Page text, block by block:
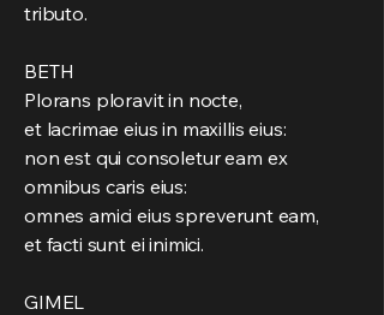
tributo.
BETH
Plorans ploravit in nocte,
et lacrimae eius in maxillis eius:
non est qui consoletur eam ex
omnibus caris eius:
omnes amici eius spreverunt eam,
et facti sunt ei inimici.
GIMEL